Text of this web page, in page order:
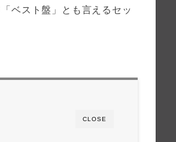
ベスト盤」とも言えるセッ
CLOSE